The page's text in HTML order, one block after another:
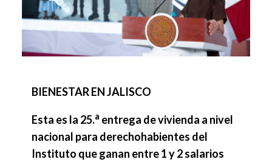
BIENESTAR EN JALISCO
Esta es la 25.a entrega de vivienda a nivel
nacional para derechohabientes del
Instituto que ganan entre 1 y 2 salarios